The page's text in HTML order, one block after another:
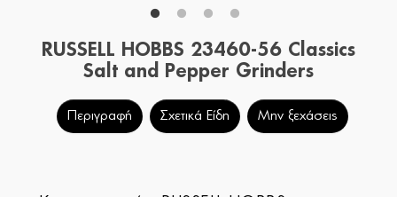
RUSSELL HOBBS 23460-56 Classics
Salt and Pepper Grinders
Περιγραφή Σχετικά Είδη Μην ξεχάσεις